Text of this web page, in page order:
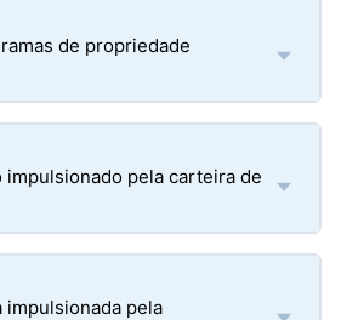
de propriedade
impulsionado pela carteira de
impulsionada pela